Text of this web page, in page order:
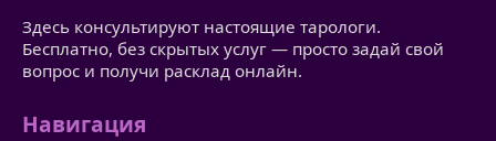
Здесь консультируют настоящие тарологи.
Бесплатно, без скрытых услуг — просто задай свой
вопрос и получи расклад онлайн.
Навигация